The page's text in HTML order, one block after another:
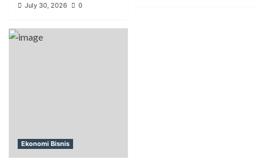
July 30, 2026
0
Ekonomi Bisnis